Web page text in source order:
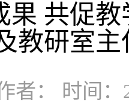
果 共促
教研室
者： 时间：